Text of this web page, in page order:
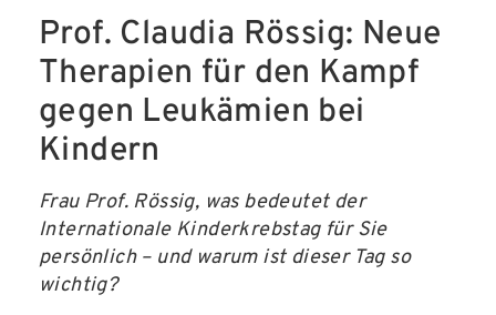
Prof. Claudia Rössig: Neue
Therapien für den Kampf
gegen Leukämien bei
Kindern
Frau Prof. Rössig, was bedeutet der
Internationale Kinderkrebstag für Sie
persönlich – und warum ist dieser Tag so
wichtig?